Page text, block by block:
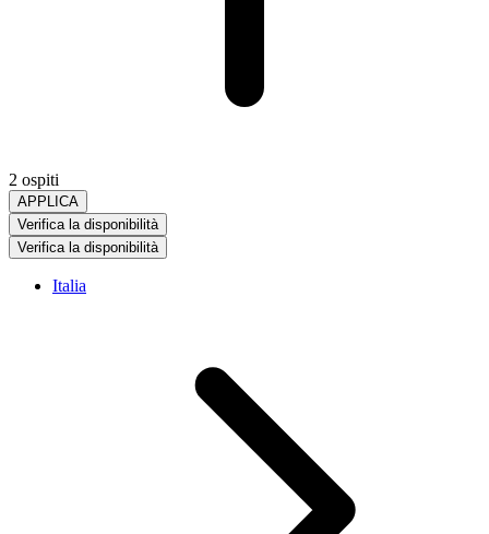
2 ospiti
APPLICA
Verifica la disponibilità
Verifica la disponibilità
Italia